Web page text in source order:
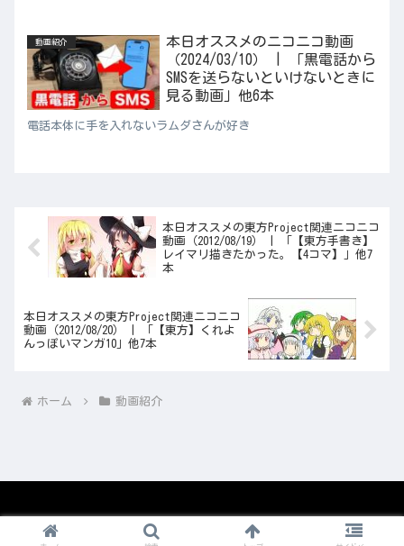
動画紹介
本日オススメのニコニコ動画
（2024/03/10） | 「黒電話から
SMSを送らないといけないときに
見る動画」他6本
電話本体に手を入れないラムダさんが好き
本日オススメの東方Project関連ニコニコ
動画（2012/08/19） | 「【東方手書き】
レイマリ描きたかった。【4コマ】」他7
本
本日オススメの東方Project関連ニコニコ
動画（2012/08/20） | 「【東方】くれよ
んっぽいマンガ10」他7本
ホーム 動画紹介
© 2008-2026 1nico.